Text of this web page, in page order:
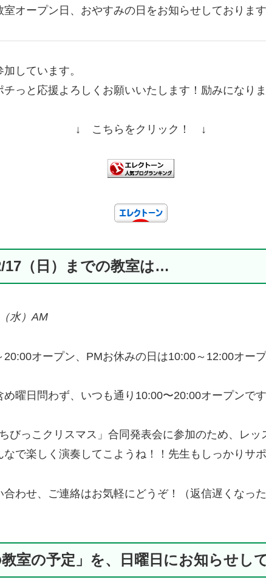
オープン日、おやすみの日をお知らせしております
しています。
っと応援よろしくお願いいたします！励みになり
↓ こちらをクリック！ ↓
17（日）までの教室は…
水）AM
オープン、PMお休みの日は10:00～12:00オー
曜日問わず、いつも通り10:00〜20:00オープンです
びっこクリスマス」合同発表会に参加のため、レッ
で楽しく演奏してこようね！！先生もしっかりサ
わせ、ご連絡はお気軽にどうぞ！（返信遅くなっ
教室の予定」を、日曜日にお知らせし